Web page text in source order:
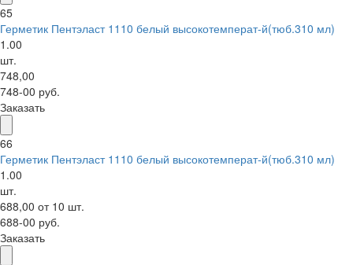
65
Герметик Пентэласт 1110 белый высокотемперат-й(тюб.310 мл)
1.00
шт.
748,00
748-00 руб.
Заказать
66
Герметик Пентэласт 1110 белый высокотемперат-й(тюб.310 мл)
1.00
шт.
688,00 от 10 шт.
688-00 руб.
Заказать